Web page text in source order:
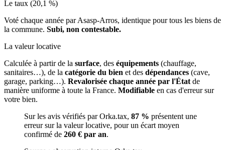
Le taux (20,1 %)
Voté chaque année par Asasp-Arros, identique pour tous les biens de
la commune. Subi, non contestable.
La valeur locative
Calculée à partir de la surface, des équipements (chauffage,
sanitaires…), de la catégorie du bien et des dépendances (cave,
garage, parking…). Revalorisée chaque année par l'État de
manière uniforme à toute la France. Modifiable en cas d'erreur sur
votre bien.
Sur les avis vérifiés par Orka.tax, 87 % présentent une
erreur sur la valeur locative, pour un écart moyen
confirmé de 260 € par an.